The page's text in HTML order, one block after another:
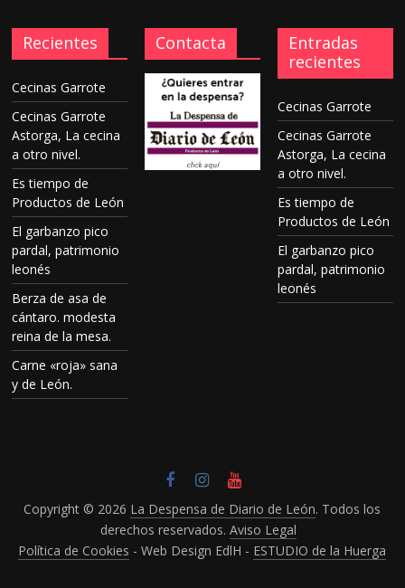
Recientes
Cecinas Garrote
Cecinas Garrote
Astorga, La cecina
a otro nivel.
Es tiempo de
Productos de León
El garbanzo pico
pardal, patrimonio
leonés
Berza de asa de
cántaro. modesta
reina de la mesa.
Carne «roja» sana
y de León.
Contacta
Entradas
recientes
Cecinas Garrote
Cecinas Garrote
Astorga, La cecina
a otro nivel.
Es tiempo de
Productos de León
El garbanzo pico
pardal, patrimonio
leonés
Copyright © 2026 La Despensa de Diario de León. Todos los
derechos reservados.Aviso Legal
Política de Cookies - Web Design EdlH - ESTUDIO de la Huerga